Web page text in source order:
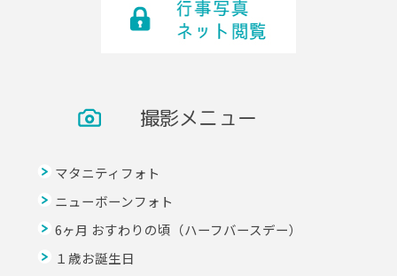
撮影メニュー
マタニティフォト
ニューボーンフォト
6ヶ月 おすわりの頃（ハーフバースデー）
１歳お誕生日